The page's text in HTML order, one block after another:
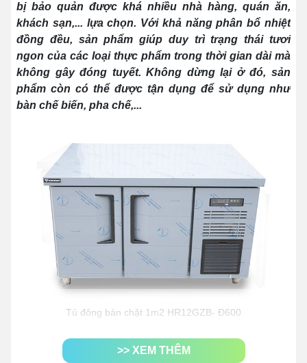
bị bảo quản được khá nhiều nhà hàng, quán ăn,
khách sạn,... lựa chọn. Với khả năng phân bổ nhiệt
đồng đều, sản phẩm giúp duy trì trạng thái tươi
ngon của các loại thực phẩm trong thời gian dài mà
không gây đóng tuyết. Không dừng lại ở đó, sản
phẩm còn có thể được tận dụng để sử dụng như
bàn chế biến, pha chế,...
Tủ đông bàn chặt 1m2 HR12GZB- Đ600
Đặc điểm nổi bật của tủ đông bàn
chặt 1m2 250L làm lạnh quạt gió
>> XEM THÊM